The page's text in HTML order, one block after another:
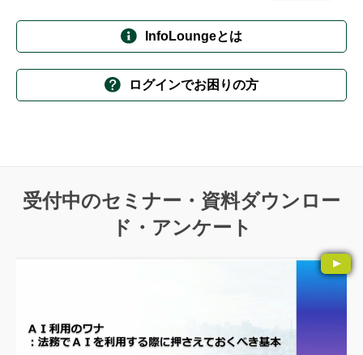
InfoLoungeとは
ログインでお困りの方
受付中のセミナー・資料ダウンロー
ド・アンケート